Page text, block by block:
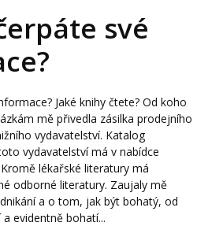
své
Jaké knihy čtete? Od koho
mě přivedla zásilka prodejního
vydavatelství. Katalog
vydavatelství má v nabídce
lékařské literatury má
odborné literatury. Zaujaly mě
a o tom, jak být bohatý, od
evidentně bohatí...